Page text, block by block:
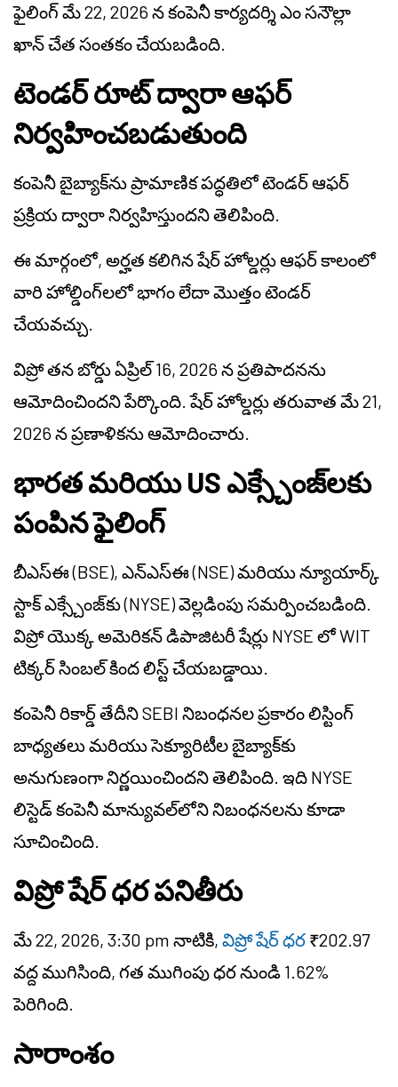
ఫైలింగ్ మే 22, 2026 న కంపెనీ కార్యదర్శి ఎం సనౌల్లా
ఖాన్ చేత సంతకం చేయబడింది.
టెండర్ రూట్ ద్వారా ఆఫర్
నిర్వహించబడుతుంది
కంపెనీ బైబ్యాక్‌ను ప్రామాణిక పద్ధతిలో టెండర్ ఆఫర్
ప్రక్రియ ద్వారా నిర్వహిస్తుందని తెలిపింది.
ఈ మార్గంలో, అర్హత కలిగిన షేర్ హోల్డర్లు ఆఫర్ కాలంలో
వారి హోల్డింగ్‌లలో భాగం లేదా మొత్తం టెండర్
చేయవచ్చు.
విప్రో తన బోర్డు ఏప్రిల్ 16, 2026 న ప్రతిపాదనను
ఆమోదించిందని పేర్కొంది. షేర్ హోల్డర్లు తరువాత మే 21,
2026 న ప్రణాళికను ఆమోదించారు.
భారత మరియు US ఎక్స్చేంజ్‌లకు
పంపిన ఫైలింగ్
బీఎస్ఈ (BSE), ఎన్‌ఎస్‌ఈ (NSE) మరియు న్యూయార్క్
స్టాక్ ఎక్స్చేంజ్‌కు (NYSE) వెల్లడింపు సమర్పించబడింది.
విప్రో యొక్క అమెరికన్ డిపాజిటరీ షేర్లు NYSE లో WIT
టిక్కర్ సింబల్ కింద లిస్ట్ చేయబడ్డాయి.
కంపెనీ రికార్డ్ తేదీని SEBI నిబంధనల ప్రకారం లిస్టింగ్
బాధ్యతలు మరియు సెక్యూరిటీల బైబ్యాక్‌కు
అనుగుణంగా నిర్ణయించిందని తెలిపింది. ఇది NYSE
లిస్టెడ్ కంపెనీ మాన్యువల్‌లోని నిబంధనలను కూడా
సూచించింది.
విప్రో షేర్ ధర పనితీరు
మే 22, 2026, 3:30 pm నాటికి, విప్రో షేర్ ధర ₹202.97
వద్ద ముగిసింది, గత ముగింపు ధర నుండి 1.62%
పెరిగింది.
సారాంశం